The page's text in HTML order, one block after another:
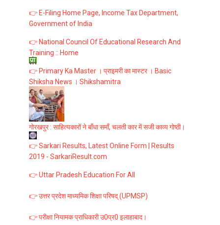
👉 E-Filing Home Page, Income Tax Department,
Government of India
👉 National Council Of Educational Research And
Training :: Home
👉 Primary Ka Master । प्राइमरी का मास्टर । Basic
Shiksha News । Shikshamitra
गोरखपुर : साहित्यकारों ने बाँधा समाँ, चलती कार में सजी काव्य गोष्ठी।
👉 Sarkari Results, Latest Online Form | Results
2019 - SarkariResult.com
👉 Uttar Pradesh Education For All
👉 उत्तर प्रदेश माध्यमिक शिक्षा परिषद् (UPMSP)
👉 परीक्षा नियामक प्राधिकारी उ0प्र0 इलाहाबाद।